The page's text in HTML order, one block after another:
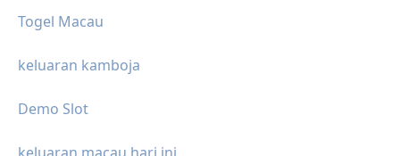
Togel Macau
keluaran kamboja
Demo Slot